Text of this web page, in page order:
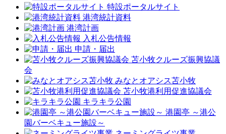
特設ポータルサイト
港湾統計資料
港湾計画
入札公告情報
申請・届出
苫小牧クルーズ振興協議
会
みなとオアシス苫小牧
苫小牧港利用促進協議会
キラキラ公園
港園亭 ～港公
園バーベキュー施設～